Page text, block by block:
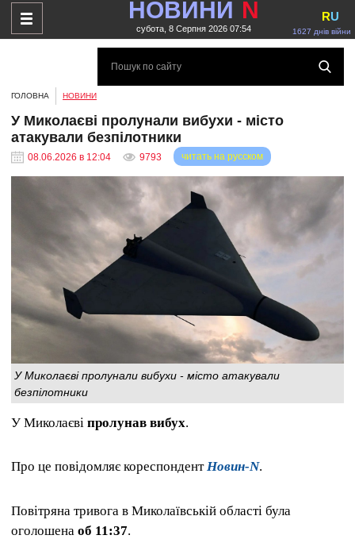
НОВИНИ N
субота, 8 Серпня 2026 07:54 1627 днів війни
RU
ГОЛОВНА НОВИНИ
У Миколаєві пролунали вибухи - місто
атакували безпілотники
08.06.2026 в 12:04 9793 читать на русском
У Миколаєві пролунали вибухи - місто атакували
безпілотники
У Миколаєві пролунав вибух.
Про це повідомляє кореспондентНовин-N.
Повітряна тривога в Миколаївській області була
оголошена об 11:37.